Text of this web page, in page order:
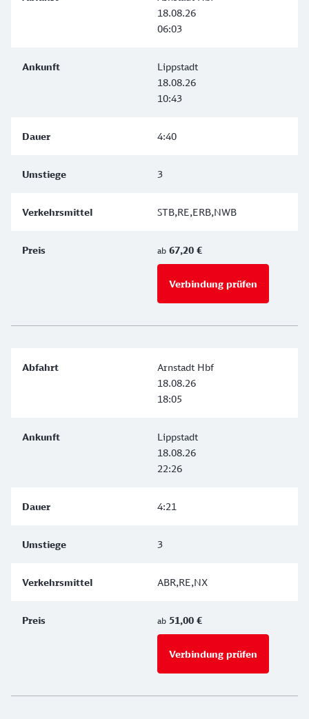
18.08.26
06:03
Lippstadt
18.08.26
10:43
4:40
3
STB,RE,ERB,NWB
ab 67,20 €
Verbindung prüfen
Arnstadt Hbf
18.08.26
18:05
Lippstadt
18.08.26
22:26
4:21
3
ABR,RE,NX
ab 51,00 €
Verbindung prüfen